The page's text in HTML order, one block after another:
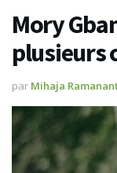
Mory
plusieurs
par Mihaja